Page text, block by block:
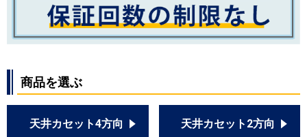
商品を選ぶ
天井カセット4方向 天井カセット2方向